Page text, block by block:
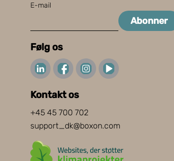
E-mail
Abonner
Følg os
Kontakt os
+45 45 700 702
support_dk@boxon.com